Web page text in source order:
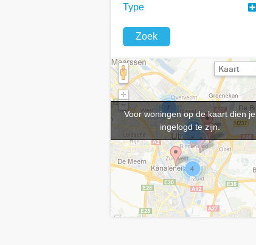
Type
Zoek
Voor woningen op de kaart dien je
ingelogd te zijn.